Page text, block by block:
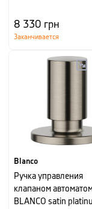
8 330 грн
Заканчивается
Blanco
Ручка управления
клапаном
BLANCO satin